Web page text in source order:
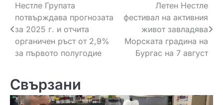
Н
а
в
г
а
Нестле Групата
потвърждава прогнозата
за 2025 г. и отчита
органичен ръст от 2,9%
за първото полугодие
Летен Нестле
фестивал на активния
живот завладява
Морската градина на
Бургас на 7 август
Свързани